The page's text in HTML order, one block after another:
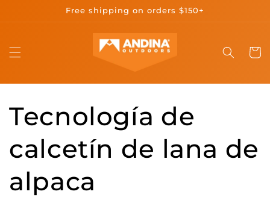
directamenteFree shipping on orders $150+
Carrito
Tecnología de
calcetín de lana de
alpaca